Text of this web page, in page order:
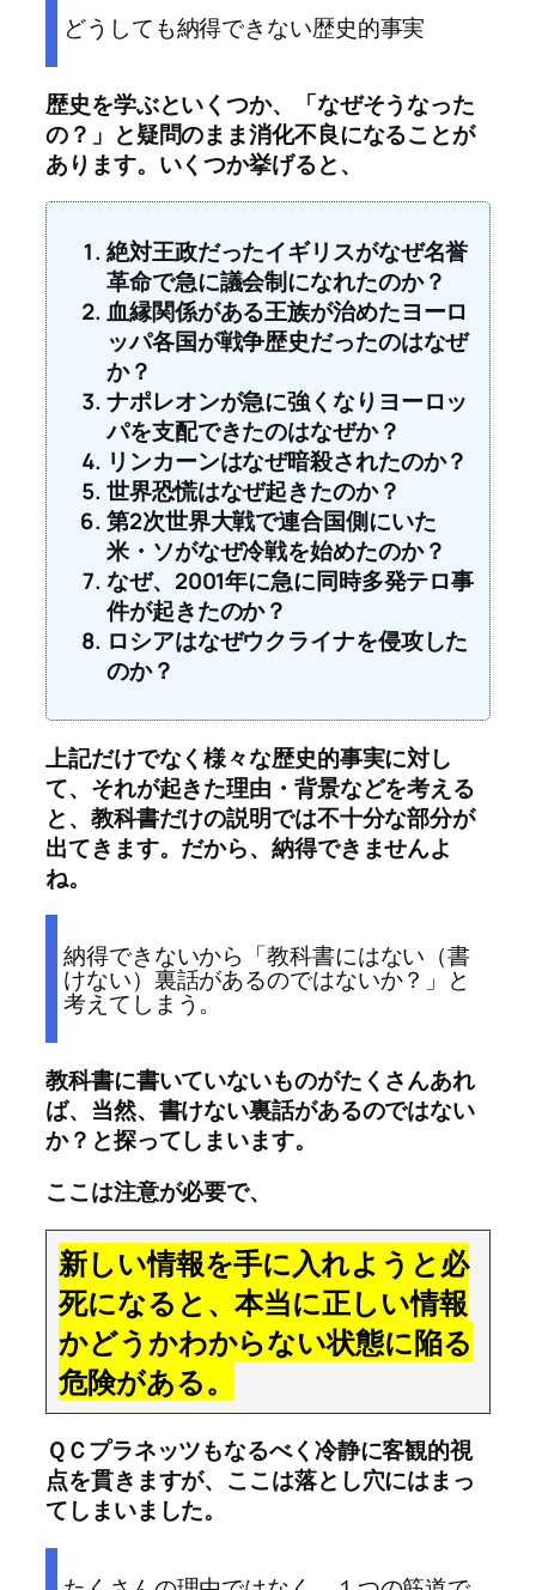
どうしても納得できない歴史的事実
歴史を学ぶといくつか、「なぜそうなった
の？」と疑問のまま消化不良になることが
あります。いくつか挙げると、
絶対王政だったイギリスがなぜ名誉
革命で急に議会制になれたのか？
血縁関係がある王族が治めたヨーロ
ッパ各国が戦争歴史だったのはなぜ
か？
ナポレオンが急に強くなりヨーロッ
パを支配できたのはなぜか？
リンカーンはなぜ暗殺されたのか？
世界恐慌はなぜ起きたのか？
第2次世界大戦で連合国側にいた
米・ソがなぜ冷戦を始めたのか？
なぜ、2001年に急に同時多発テロ事
件が起きたのか？
ロシアはなぜウクライナを侵攻した
のか？
上記だけでなく様々な歴史的事実に対し
て、それが起きた理由・背景などを考える
と、教科書だけの説明では不十分な部分が
出てきます。だから、納得できませんよ
ね。
納得できないから「教科書にはない（書
けない）裏話があるのではないか？」と
考えてしまう。
教科書に書いていないものがたくさんあれ
ば、当然、書けない裏話があるのではない
か？と探ってしまいます。
ここは注意が必要で、
新しい情報を手に入れようと必
死になると、本当に正しい情報
かどうかわからない状態に陥る
危険がある。
ＱＣプラネッツもなるべく冷静に客観的視
点を貫きますが、ここは落とし穴にはまっ
てしまいました。